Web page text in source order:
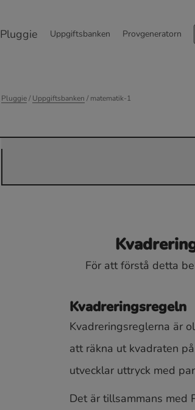
Pluggie Uppgiftsbanken Provgeneratorn
Pluggie/Uppgiftsbanken / matematik-1
För att förstå detta
Kvadreringsregeln
Kvadreringsreglerna är
att räkna ut kvadraten
utvecklar uttryck med
Det är tillsammans med